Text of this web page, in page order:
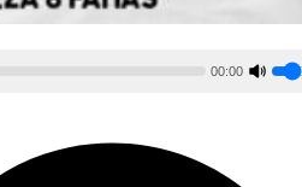
00:00